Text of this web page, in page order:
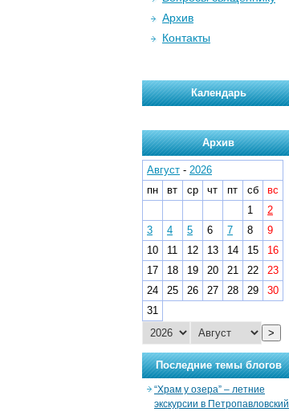
Архив
Контакты
Календарь
Архив
Август - 2026
пн
вт ср чт пт сб
вс
1
2
3
4 5 6 7 8
9
10
11 12 13 14 15
16
17
18 19 20 21 22
23
24
25 26 27 28 29
30
31
>
Последние темы блогов
“Храм у озера” – летние
экскурсии в Петропавловский